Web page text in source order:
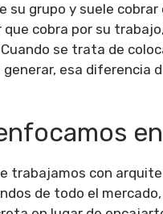
su grupo y suele
que cobra por su
se trata de
esa diferencia
trabajamos con
de todo el